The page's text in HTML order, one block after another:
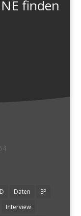
finden
Daten
EP
Interview